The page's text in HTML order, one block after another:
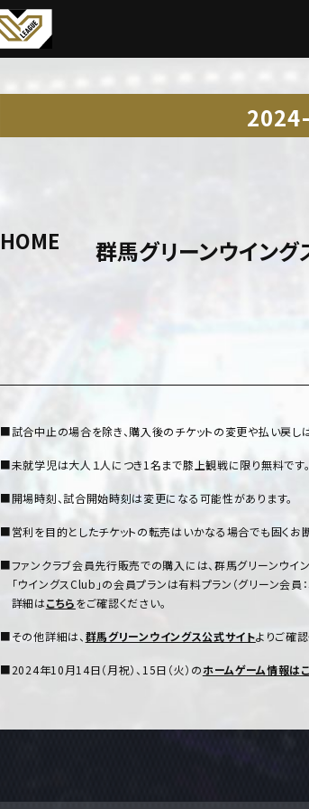
HOME 群馬グリーンウイング
■試合中止の場合を除き、購入後のチケットの変更や払い戻し
■未就学児は大人１人につき1名まで膝上観戦に限り無料です
■開場時刻、試合開始時刻は変更になる可能性があります。
■営利を目的としたチケットの転売はいかなる場合でも固くお断
■ファンクラブ会員先行販売での購入には、群馬グリーンウイ
「ウイングスClub」の会員プランは有料プラン（グリーン会
詳細はこちらをご確認ください。
■その他詳細は、 群馬グリーンウイングス公式サイトよりご確認
■2024年10月14日（月祝）、15日（火）のホームゲーム情報は